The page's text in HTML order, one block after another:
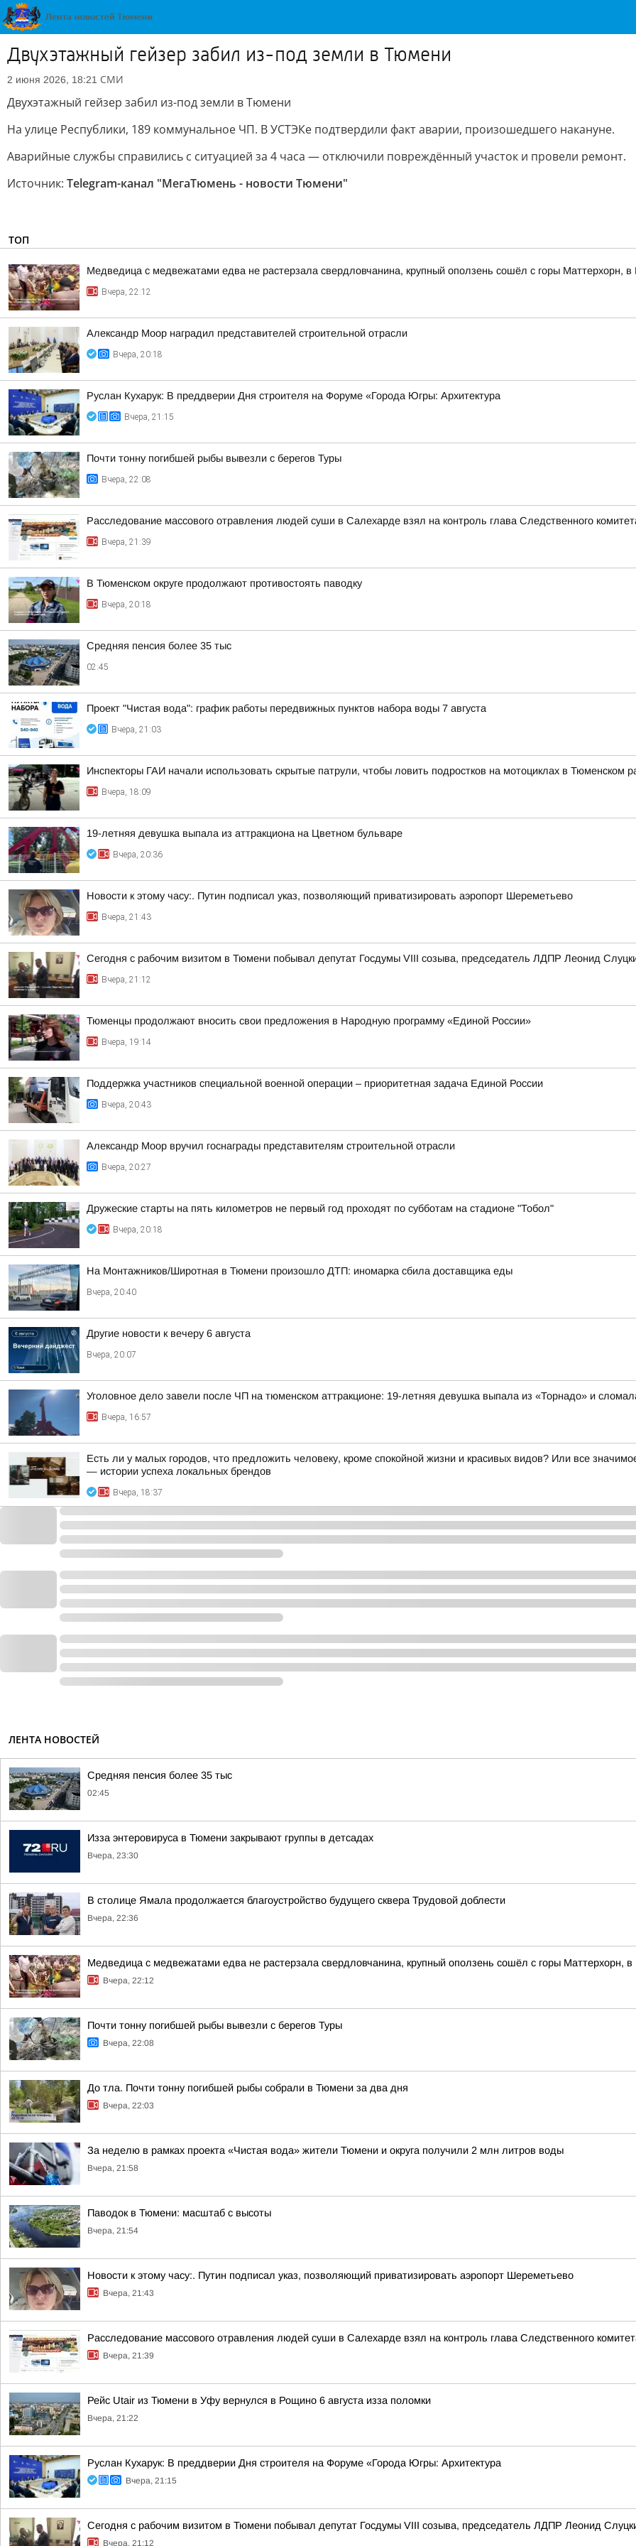
Двухэтажный гейзер забил из-под земли в Тюмени
2 июня 2026, 18:21 СМИ
Двухэтажный гейзер забил из-под земли в Тюмени
На улице Республики, 189 коммунальное ЧП. В УСТЭКе подтвердили факт аварии, произошедшего накануне.
Аварийные службы справились с ситуацией за 4 часа — отключили повреждённый участок и провели ремонт.
Источник: Telegram-канал "МегаТюмень - новости Тюмени"
ТОП
Медведица с медвежатами едва не растерзала свердловчанина, крупный оползень сошёл с горы Маттерхорн,
Вчера, 22:12
Александр Моор наградил представителей строительной отрасли
Вчера, 20:18
Руслан Кухарук: В преддверии Дня строителя на Форуме «Города Югры: Архитектура
Вчера, 21:15
Почти тонну погибшей рыбы вывезли с берегов Туры
Вчера, 22:08
Расследование массового отравления людей суши в Салехарде взял на контроль глава Следственного
Вчера, 21:39
В Тюменском округе продолжают противостоять паводку
Вчера, 20:18
Средняя пенсия более 35 тыс
02:45
Проект "Чистая вода": график работы передвижных пунктов набора воды 7 августа
Вчера, 21:03
Инспекторы ГАИ начали использовать скрытые патрули, чтобы ловить подростков на мотоциклах в Тюменском
Вчера, 18:09
19-летняя девушка выпала из аттракциона на Цветном бульваре
Вчера, 20:36
Новости к этому часу:. Путин подписал указ, позволяющий приватизировать аэропорт Шереметьево
Вчера, 21:43
Сегодня с рабочим визитом в Тюмени побывал депутат Госдумы VIII созыва, председатель ЛДПР Леонид
Вчера, 21:12
Тюменцы продолжают вносить свои предложения в Народную программу «Единой России»
Вчера, 19:14
Поддержка участников специальной военной операции – приоритетная задача Единой России
Вчера, 20:43
Александр Моор вручил госнаграды представителям строительной отрасли
Вчера, 20:27
Дружеские старты на пять километров не первый год проходят по субботам на стадионе "Тобол"
Вчера, 20:18
На Монтажников/Широтная в Тюмени произошло ДТП: иномарка сбила доставщика еды
Вчера, 20:40
Другие новости к вечеру 6 августа
Вчера, 20:07
Уголовное дело завели после ЧП на тюменском аттракционе: 19-летняя девушка выпала из «Торнадо» и
Вчера, 16:57
Есть ли у малых городов, что предложить человеку, кроме спокойной жизни и красивых видов? Или все
— истории успеха локальных брендов
Вчера, 18:37
ЛЕНТА НОВОСТЕЙ
Средняя пенсия более 35 тыс
02:45
Изза энтеровируса в Тюмени закрывают группы в детсадах
Вчера, 23:30
В столице Ямала продолжается благоустройство будущего сквера Трудовой доблести
Вчера, 22:36
Медведица с медвежатами едва не растерзала свердловчанина, крупный оползень сошёл с горы Маттерхорн,
Вчера, 22:12
Почти тонну погибшей рыбы вывезли с берегов Туры
Вчера, 22:08
До тла. Почти тонну погибшей рыбы собрали в Тюмени за два дня
Вчера, 22:03
За неделю в рамках проекта «Чистая вода» жители Тюмени и округа получили 2 млн литров воды
Вчера, 21:58
Паводок в Тюмени: масштаб с высоты
Вчера, 21:54
Новости к этому часу:. Путин подписал указ, позволяющий приватизировать аэропорт Шереметьево
Вчера, 21:43
Расследование массового отравления людей суши в Салехарде взял на контроль глава Следственного
Вчера, 21:39
Рейс Utair из Тюмени в Уфу вернулся в Рощино 6 августа изза поломки
Вчера, 21:22
Руслан Кухарук: В преддверии Дня строителя на Форуме «Города Югры: Архитектура
Вчера, 21:15
Сегодня с рабочим визитом в Тюмени побывал депутат Госдумы VIII созыва, председатель ЛДПР Леонид
Вчера, 21:12